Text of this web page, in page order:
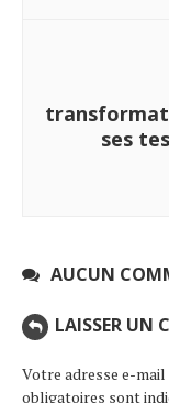
ses
AUCUN
LAISSER UN
Votre adresse e-mail
obligatoires sont